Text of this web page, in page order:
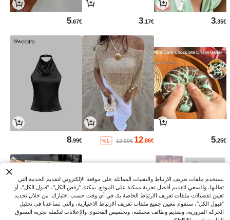
3.35€
3.17€
5.67€
5.25€
12.86€
12.99€
%1-
8.99€
نستخدم ملفات تعريف الارتباط والتقنيات المماثلة على موقعنا الإلكتروني لتقديم الخدمة التي
تطلبها، وللسعي لتقديم أفضل تجربة ممكنة على الموقع. يمكنك "رفض الكل"، "قبول الكل"، أو
تعيين تفضيلات ملفات تعريف الارتباط الخاصة بك في أي وقت حسب اختيارك. من خلال تحديد
"قبول الكل"، سنقوم بتعيين جميع ملفات تعريف الارتباط الاختيارية، والتي تساعدنا في تحليل
الحركة المرورية، وتقديم وظائف محسّنة، وتخصيص المحتوى والإعلانات لتكملة تجربة التسوق